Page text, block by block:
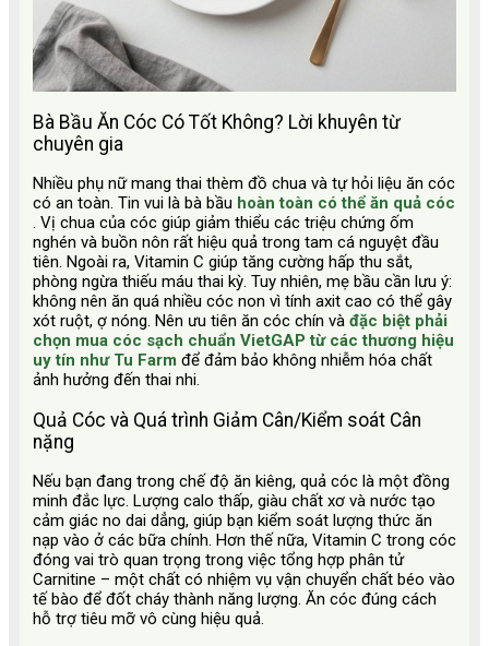
Bà Bầu Ăn Cóc Có Tốt Không? Lời khuyên từ
chuyên gia
Nhiều phụ nữ mang thai thèm đồ chua và tự hỏi liệu ăn cóc
có an toàn. Tin vui là bà bầu hoàn toàn có thể ăn quả cóc
. Vị chua của cóc giúp giảm thiểu các triệu chứng ốm
nghén và buồn nôn rất hiệu quả trong tam cá nguyệt đầu
tiên. Ngoài ra, Vitamin C giúp tăng cường hấp thu sắt,
phòng ngừa thiếu máu thai kỳ. Tuy nhiên, mẹ bầu cần lưu ý:
không nên ăn quá nhiều cóc non vì tính axit cao có thể gây
xót ruột, ợ nóng. Nên ưu tiên ăn cóc chín và đặc biệt phải
chọn mua cóc sạch chuẩn VietGAP từ các thương hiệu
uy tín như Tu Farm để đảm bảo không nhiễm hóa chất
ảnh hưởng đến thai nhi.
Quả Cóc và Quá trình Giảm Cân/Kiểm soát Cân
nặng
Nếu bạn đang trong chế độ ăn kiêng, quả cóc là một đồng
minh đắc lực. Lượng calo thấp, giàu chất xơ và nước tạo
cảm giác no dai dẳng, giúp bạn kiểm soát lượng thức ăn
nạp vào ở các bữa chính. Hơn thế nữa, Vitamin C trong cóc
đóng vai trò quan trọng trong việc tổng hợp phân tử
Carnitine – một chất có nhiệm vụ vận chuyển chất béo vào
tế bào để đốt cháy thành năng lượng. Ăn cóc đúng cách
hỗ trợ tiêu mỡ vô cùng hiệu quả.